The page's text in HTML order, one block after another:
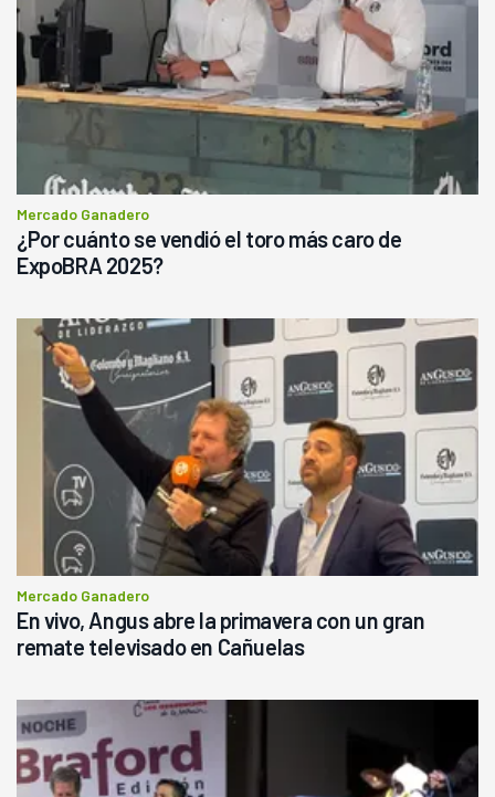
Mercado Ganadero
¿Por cuánto se vendió el toro más caro de
ExpoBRA 2025?
Mercado Ganadero
En vivo, Angus abre la primavera con un gran
remate televisado en Cañuelas